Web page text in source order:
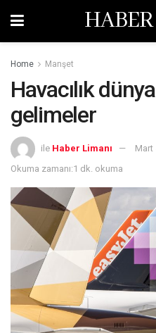
Home Manşet
Havacılık
gelimeler
ile Haber Limanı
Mart
Okuma zamanı:1 dk. okuma